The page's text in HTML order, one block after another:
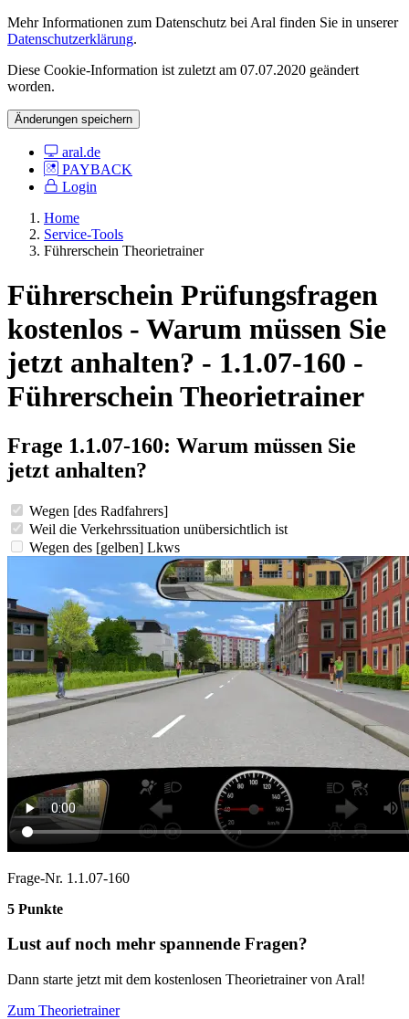
Mehr Informationen zum Datenschutz bei Aral finden Sie in unserer
Datenschutzerklärung.
Diese Cookie-Information ist zuletzt am 07.07.2020 geändert
worden.
Änderungen speichern
aral.de
PAYBACK
Login
Home
Service-Tools
Führerschein Theorietrainer
Führerschein Prüfungsfragen
kostenlos - Warum müssen Sie
jetzt anhalten? - 1.1.07-160 -
Führerschein Theorietrainer
Frage 1.1.07-160: Warum müssen Sie
jetzt anhalten?
Wegen [des Radfahrers]
Weil die Verkehrssituation unübersichtlich ist
Wegen des [gelben] Lkws
Frage-Nr. 1.1.07-160
5 Punkte
Lust auf noch mehr spannende Fragen?
Dann starte jetzt mit dem kostenlosen Theorietrainer von Aral!
Zum Theorietrainer